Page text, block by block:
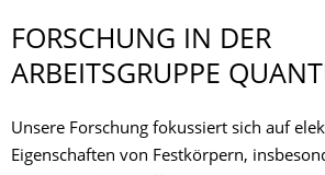
FORSCHUNG IN DER
ARBEITSGRUPPE
Unsere Forschung fokussiert sich auf
Eigenschaften von Festkörpern,